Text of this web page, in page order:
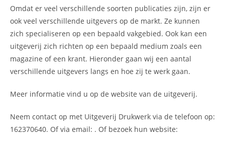
Omdat er veel verschillende soorten publicaties zijn, zijn er
ook veel verschillende uitgevers op de markt. Ze kunnen
zich specialiseren op een bepaald vakgebied. Ook kan een
uitgeverij zich richten op een bepaald medium zoals een
magazine of een krant. Hieronder gaan wij een aantal
verschillende uitgevers langs en hoe zij te werk gaan.
Meer informatie vind u op de website van de uitgeverij.
Neem contact op met Uitgeverij Drukwerk via de telefoon op:
162370640. Of via email: . Of bezoek hun website: